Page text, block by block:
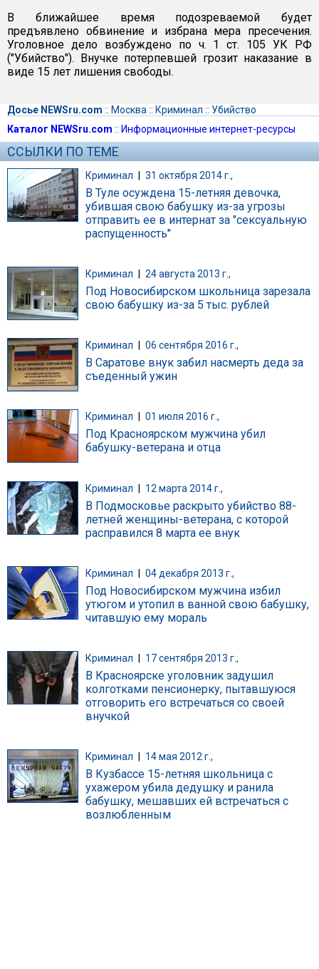
В ближайшее время подозреваемой будет
предъявлено обвинение и избрана мера пресечения.
Уголовное дело возбуждено по ч. 1 ст. 105 УК РФ
("Убийство"). Внучке потерпевшей грозит наказание в
виде 15 лет лишения свободы.
Досье NEWSru.com :: Москва :: Криминал :: Убийство
Каталог NEWSru.com :: Информационные интернет-ресурсы
ССЫЛКИ ПО ТЕМЕ
Криминал | 31 октября 2014 г.,
В Туле осуждена 15-летняя девочка,
убившая свою бабушку из-за угрозы
отправить ее в интернат за "сексуальную
распущенность"
Криминал 24 августа 2013 г.,
Под Новосибирском школьница зарезала
свою бабушку из-за 5 тыс. рублей
Криминал 06 сентября 2016 г.,
В Саратове внук забил насмерть деда за
съеденный ужин
Криминал 01 июля 2016 г.,
Под Красноярском мужчина убил
бабушку-ветерана и отца
Криминал | 12 марта 2014 г.,
В Подмосковье раскрыто убийство 88-
летней женщины-ветерана, с которой
расправился 8 марта ее внук
Криминал 04 декабря 2013 г.,
Под Новосибирском мужчина избил
утюгом и утопил в ванной свою бабушку,
читавшую ему мораль
Криминал 17 сентября 2013 г.,
В Красноярске уголовник задушил
колготками пенсионерку, пытавшуюся
отговорить его встречаться со своей
внучкой
Криминал 14 мая 2012 г.,
В Кузбассе 15-летняя школьница с
ухажером убила дедушку и ранила
бабушку, мешавших ей встречаться с
возлюбленным